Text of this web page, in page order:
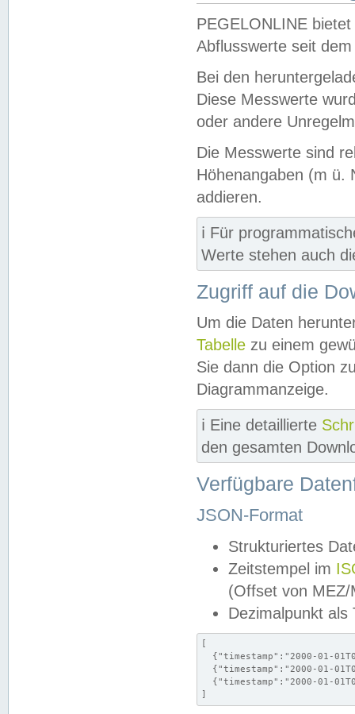
PEGELONLINE
Abflusswerte seit
Bei den
Diese Messwerte
oder andere
Die Messwerte sind
Höhenangaben (m ü.
addieren.
ℹ️ Für
Werte stehen auch
Zugriff auf die
Um die Daten
Tabelle zu einem
Sie dann die Option
Diagrammanzeige.
ℹ️ Eine detaillierte
den gesamten
Verfügbare
JSON-Format
Strukturiertes
Zeitstempel im
(Offset von MEZ/
Dezimalpunkt als
[
{"timestamp":"2000-01-
{"timestamp":"2000-01-
{"timestamp":"2000-01-
]